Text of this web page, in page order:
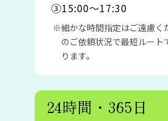
③15:00〜17:30
細かな時間指定はご遠慮く
のご依頼状況で最短ルート
ります。
24時間・365日